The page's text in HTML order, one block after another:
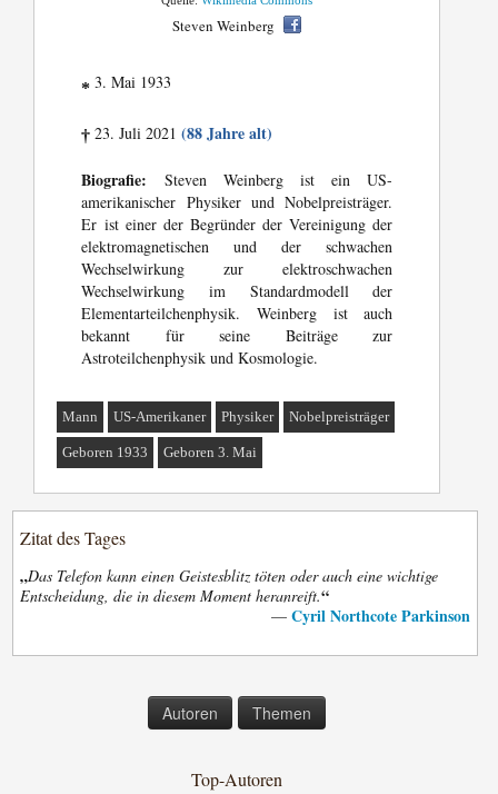
Steven Weinberg
* 3. Mai 1933
† 23. Juli 2021(88 Jahre alt)
Biografie: Steven Weinberg ist ein US-
amerikanischer Physiker und Nobelpreisträger.
Er ist einer der Begründer der Vereinigung der
elektromagnetischen und der schwachen
Wechselwirkung zur elektroschwachen
Wechselwirkung im Standardmodell der
Elementarteilchenphysik. Weinberg ist auch
bekannt für seine Beiträge zur
Astroteilchenphysik und Kosmologie.
Mann US-Amerikaner Physiker Nobelpreisträger
Geboren 1933 Geboren 3. Mai
Zitat des Tages
„Das Telefon kann einen Geistesblitz töten oder auch eine wichtige
Entscheidung, die in diesem Moment heranreift.“
— Cyril Northcote Parkinson
Autoren Themen
Top-Autoren